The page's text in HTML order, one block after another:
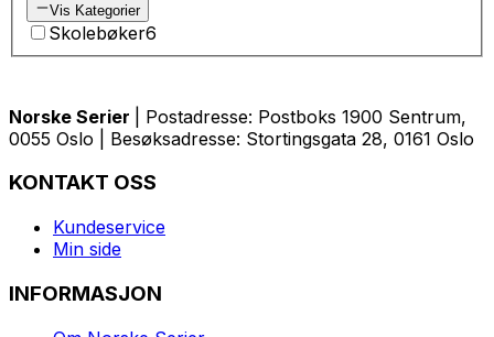
Vis Kategorier
Skolebøker6
Norske Serier
| Postadresse: Postboks 1900 Sentrum,
0055 Oslo | Besøksadresse: Stortingsgata 28, 0161 Oslo
KONTAKT OSS
Kundeservice
Min side
INFORMASJON